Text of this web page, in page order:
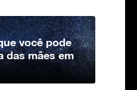
você pode
das mães em